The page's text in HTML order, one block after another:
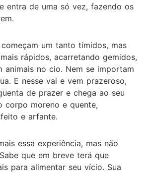
entra de uma só vez, fazendo os
um tanto tímidos, mas
rápidos, acarretando gemidos,
animais no cio. Nem se importam
E nesse vai e vem prazeroso,
de prazer e chega ao seu
corpo moreno e quente,
e arfante.
essa experiência, mas não
que em breve terá que
para alimentar seu vício. Sua